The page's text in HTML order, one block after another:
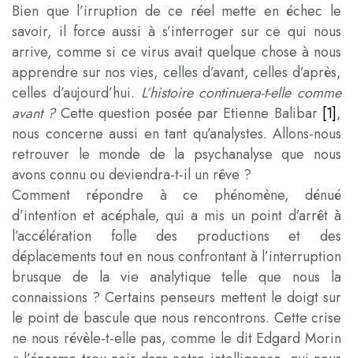
Bien que l’irruption de ce réel mette en échec le
savoir, il force aussi à s’interroger sur ce qui nous
arrive, comme si ce virus avait quelque chose à nous
apprendre sur nos vies, celles d’avant, celles d’après,
celles d’aujourd’hui. L’histoire continuera-t-elle comme
avant ?Cette question posée par Etienne Balibar [1],
nous concerne aussi en tant qu’analystes. Allons-nous
retrouver le monde de la psychanalyse que nous
avons connu ou deviendra-t-il un rêve ?
Comment répondre à ce phénomène, dénué
d’intention et acéphale, qui a mis un point d’arrêt à
l’accélération folle des productions et des
déplacements tout en nous confrontant à l’interruption
brusque de la vie analytique telle que nous la
connaissions ? Certains penseurs mettent le doigt sur
le point de bascule que nous rencontrons. Cette crise
ne nous révèle-t-elle pas, comme le dit Edgard Morin